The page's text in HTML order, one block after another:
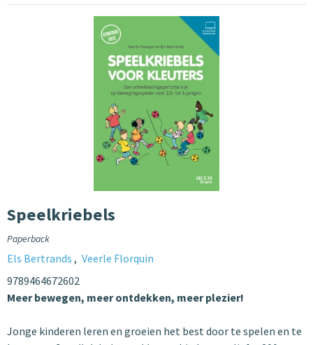
Speelkriebels
Paperback
Els Bertrands
Veerle Florquin
9789464672602
Meer bewegen, meer ontdekken, meer plezier!
Jonge kinderen leren en groeien het best door te spelen en te